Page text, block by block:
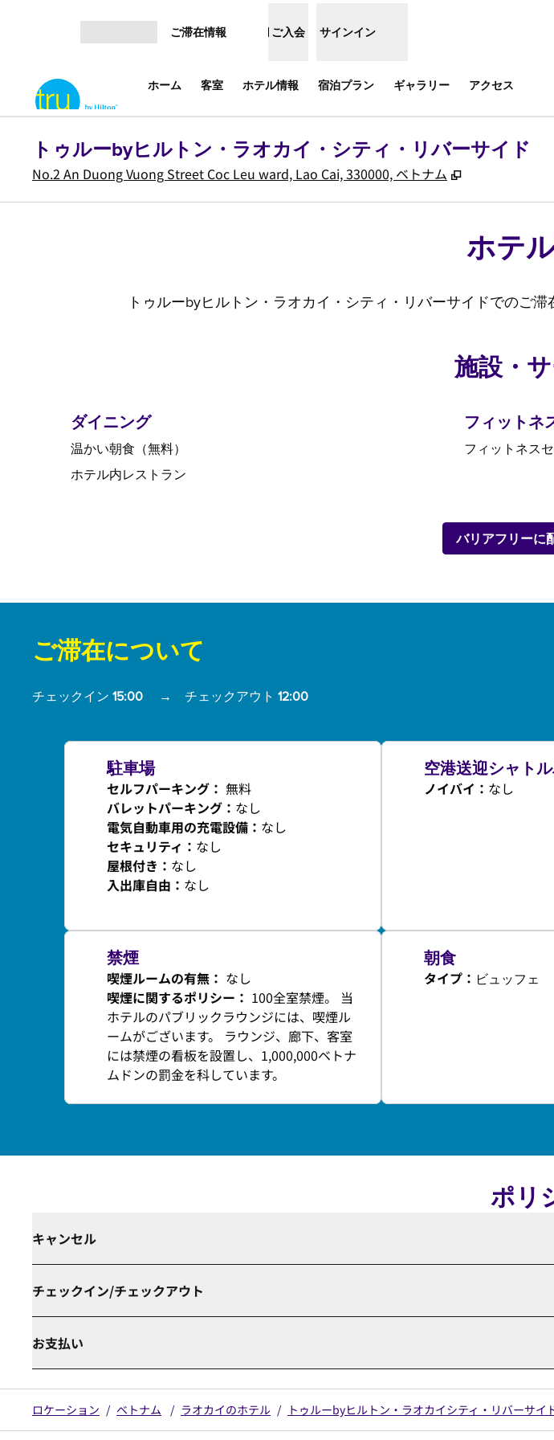
ご滞在情報 ご入会 サインイン
ホーム 客室 ホテル情報 宿泊プラン ギャラリー アクセス
トゥルーbyヒルトン・ラオカイ・シティ・リバーサイド
No.2 An Duong Vuong Street Coc Leu ward, Lao Cai, 330000, ベトナム ,
ホテ
トゥルーbyヒルトン・ラオカイ・シティ・リバーサイドでのご
施設・
ダイニング
温かい朝食（無料）
ホテル内レストラン
フィットネ
フィットネス
バリアフリーに
ご滞在について
チェックイン 15:00 → チェックアウト 12:00
駐車場
セルフパーキング ： 無料
バレットパーキング ： なし
電気自動車用の充電設備 ： なし
セキュリティ ： なし
屋根付き ： なし
入出庫自由 ： なし
空港送迎シャト
ノイバイ ： なし
禁煙
喫煙ルームの有無： なし
喫煙に関するポリシー： 100全室禁煙。 当
ホテルのパブリックラウンジには、喫煙ル
ームがございます。 ラウンジ、廊下、客室
には禁煙の看板を設置し、1,000,000ベトナ
ムドンの罰金を科しています。
朝食
タイプ： ビュッフェ
ポリ
キャンセル
チェックイン/チェックアウト
お支払い
ロケーション / ベトナム / ラオカイのホテル / トゥルーbyヒルトン・ラオカイシティ・リバーサイ